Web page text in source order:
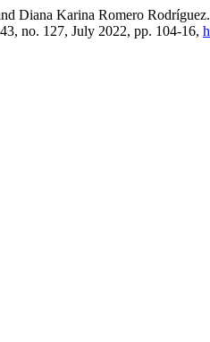
Diana Karina Romero
no. 127, July 2022, pp. 104-16,